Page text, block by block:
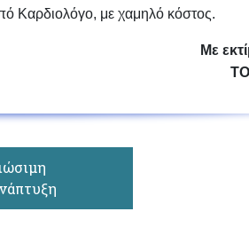
Καρδιολόγο, με χαμηλό κόστος.